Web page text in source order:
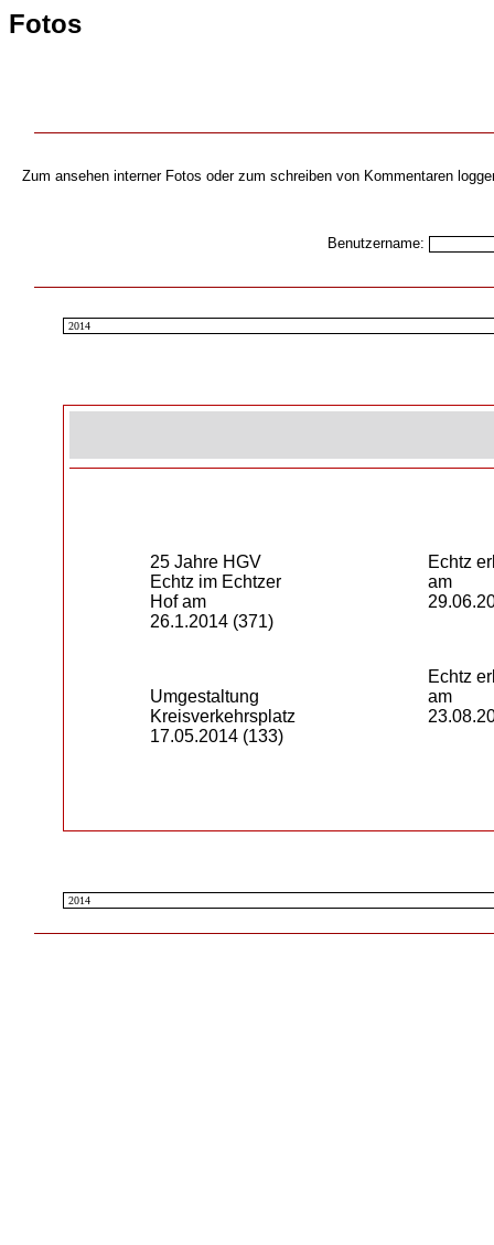
Fotos
Zum ansehen interner Fotos oder zum schreiben von Kommentaren
Benutzername:
25 Jahre HGV
Echtz im Echtzer
Hof am
26.1.2014(371)
Umgestaltung
Kreisverkehrsplatz
17.05.2014(133)
Echtz
am
Echtz
am